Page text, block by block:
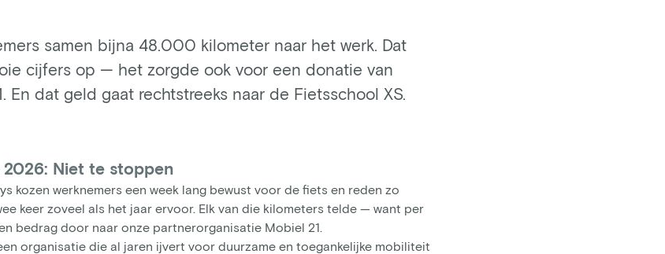
samen bijna 48.000 kilometer naar het werk. Dat
cijfers op — het zorgde ook voor een donatie van
En dat geld gaat rechtstreeks naar de Fietsschool XS.
2026: Niet te stoppen
kozen werknemers een week lang bewust voor de fiets en reden zo
keer zoveel als het jaar ervoor. Elk van die kilometers telde — want per
bedrag door naar onze partnerorganisatie Mobiel 21.
organisatie die al jaren ijvert voor duurzame en toegankelijke mobiliteit